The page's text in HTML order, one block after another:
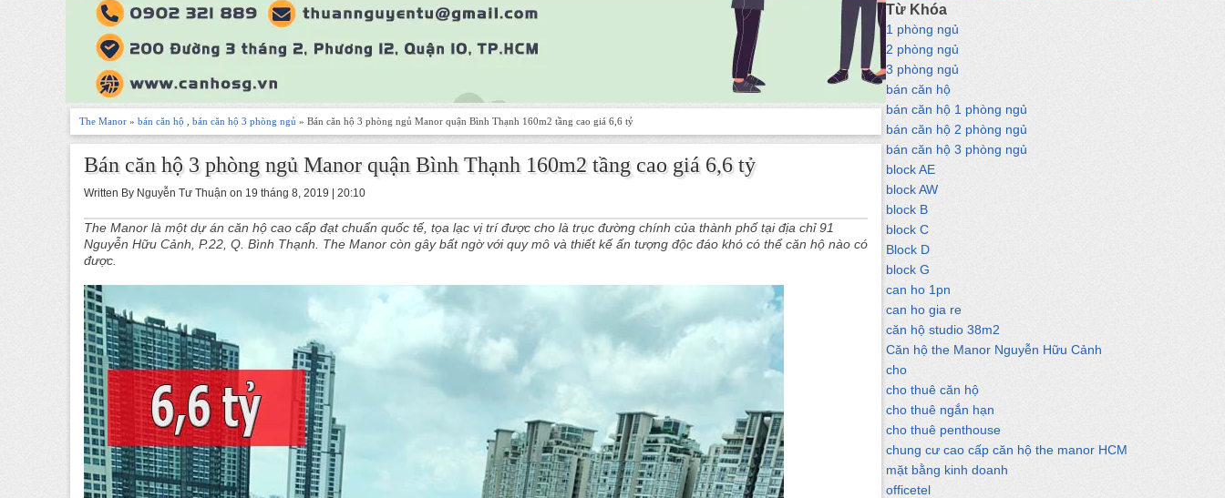
The Manor » bán căn hộ bán căn hộ 3 phòng ngủ » Bán căn hộ 3 phòng ngủ Manor quận Bình Thạnh 160m2 tầng cao giá 6,6 tỷ
Bán căn hộ 3 phòng ngủ Manor quận Bình Thạnh 160m2 tầng cao giá 6,6 tỷ
Written By Nguyễn Tư Thuận on 19 tháng 8, 2019 | 20:10
The Manor là một dự án căn hộ cao cấp đạt chuẩn quốc tế, tọa lạc vị trí được cho là trục đường chính của thành phố tại địa chỉ 91
Nguyễn Hữu Cảnh, P.22, Q. Bình Thạnh. The Manor còn gây bất ngờ với quy mô và thiết kế ấn tượng độc đáo khó có thể căn hộ nào có
được.
Từ Khóa
1 phòng ngủ
2 phòng ngủ
3 phòng ngủ
bán căn hộ
bán căn hộ 1 phòng ngủ
bán căn hộ 2 phòng ngủ
bán căn hộ 3 phòng ngủ
block AE
block AW
block B
block C
Block D
block G
can ho 1pn
can ho gia re
căn hộ studio 38m2
Căn hộ the Manor Nguyễn Hữu Cảnh
cho
cho thuê căn hộ
cho thuê ngắn hạn
cho thuê penthouse
chung cư cao cấp căn hộ the manor HCM
mặt bằng kinh doanh
officetel